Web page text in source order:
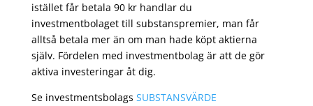
istället får betala 90 kr handlar du
investmentbolaget till substanspremier, man får
alltså betala mer än om man hade köpt aktierna
själv. Fördelen med investmentbolag är att de gör
aktiva investeringar åt dig.
Se investmentsbolags SUBSTANSVÄRDE